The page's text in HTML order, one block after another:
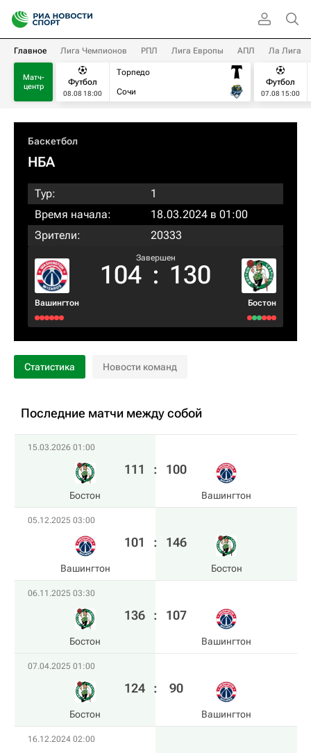
Главное Лига Чемпионов РПЛ Лига Европы АПЛ Ла Лига
Матч-
центр
Футбол
08.08 18:00
Торпедо
Сочи
Футбол
07.08 15:00
Баскетбол
НБА
Тур:
1
Время начала:
18.03.2024 в 01:00
Зрители:
20333
Вашингтон
Завершен
104 : 130
Бостон
Статистика Новости команд
Последние матчи между собой
15.03.2026 01:00
Бостон
111 : 100
Вашингтон
05.12.2025 03:00
Вашингтон
101 : 146
Бостон
06.11.2025 03:30
Бостон
136 : 107
Вашингтон
07.04.2025 01:00
Бостон
124 : 90
Вашингтон
16.12.2024 02:00